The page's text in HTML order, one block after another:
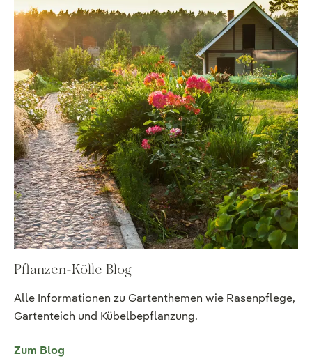
Pflanzen-Kölle Blog
Alle Informationen zu Gartenthemen wie Rasenpflege,
Gartenteich und Kübelbepflanzung.
Zum Blog